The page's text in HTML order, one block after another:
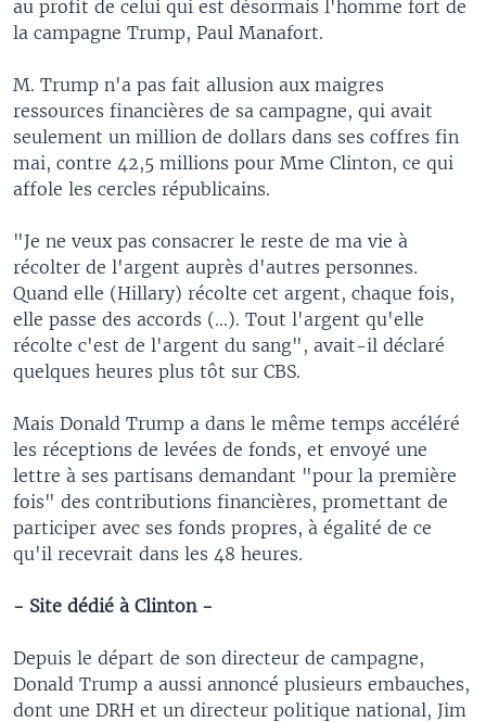
au profit de celui qui est désormais l'homme fort de
la campagne Trump, Paul Manafort.
M. Trump n'a pas fait allusion aux maigres
ressources financières de sa campagne, qui avait
seulement un million de dollars dans ses coffres fin
mai, contre 42,5 millions pour Mme Clinton, ce qui
affole les cercles républicains.
"Je ne veux pas consacrer le reste de ma vie à
récolter de l'argent auprès d'autres personnes.
Quand elle (Hillary) récolte cet argent, chaque fois,
elle passe des accords (...). Tout l'argent qu'elle
récolte c'est de l'argent du sang", avait-il déclaré
quelques heures plus tôt sur CBS.
Mais Donald Trump a dans le même temps accéléré
les réceptions de levées de fonds, et envoyé une
lettre à ses partisans demandant "pour la première
fois" des contributions financières, promettant de
participer avec ses fonds propres, à égalité de ce
qu'il recevrait dans les 48 heures.
- Site dédié à Clinton -
Depuis le départ de son directeur de campagne,
Donald Trump a aussi annoncé plusieurs embauches,
dont une DRH et un directeur politique national, Jim